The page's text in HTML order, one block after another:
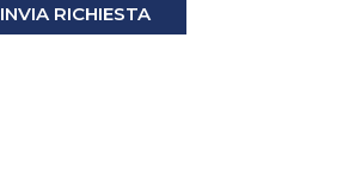
INVIA RICHIESTA